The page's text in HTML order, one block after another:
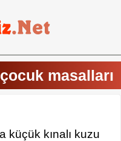
masalları
küçük kınalı kuzu